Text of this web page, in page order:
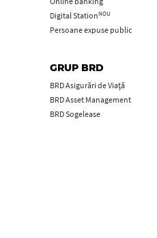
Digital StationNOU
Persoane expuse public
GRUP BRD
BRD Asigurări de Viață
BRD Asset Management
BRD Sogelease